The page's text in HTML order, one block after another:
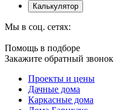
Калькулятор
Мы в соц. сетях:
Помощь в подборе
Закажите обратный звонок
Проекты и цены
Дачные дома
Каркасные дома